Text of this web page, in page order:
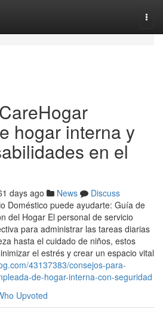
hogar interna y
en el
days ago News
Discuss
Doméstico puede ayudarte: Guía de
del Hogar El personal de servicio
para administrar las tareas diarias
hasta el cuidado de niños, estos
el estrés y crear un espacio vital
43137383/consejos-para-
de-hogar-interna-con-seguridad
Upvoted